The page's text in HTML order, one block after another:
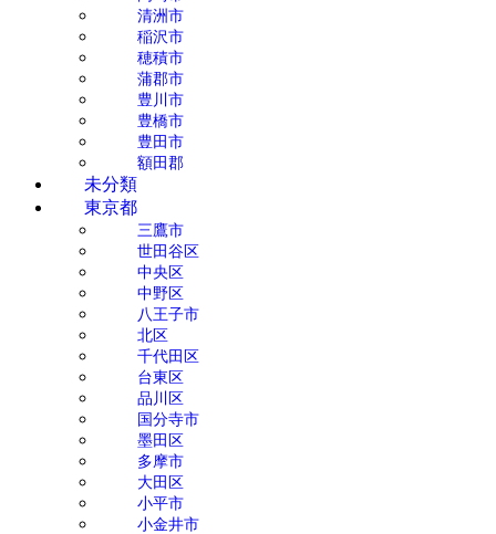
清洲市
稲沢市
穂積市
蒲郡市
豊川市
豊橋市
豊田市
額田郡
未分類
東京都
三鷹市
世田谷区
中央区
中野区
八王子市
北区
千代田区
台東区
品川区
国分寺市
墨田区
多摩市
大田区
小平市
小金井市